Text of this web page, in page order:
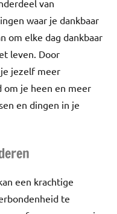
van
waar je dankbaar
om elke dag dankbaar
leven. Door
jezelf meer
je heen en meer
en dingen in je
een krachtige
te